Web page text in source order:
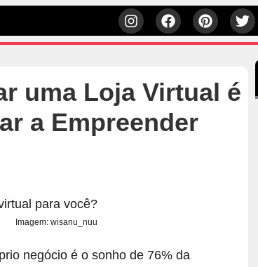
uma Loja Virtual é
a Empreender
Imagem: wisanu_nuu
negócio é o sonho de 76% da